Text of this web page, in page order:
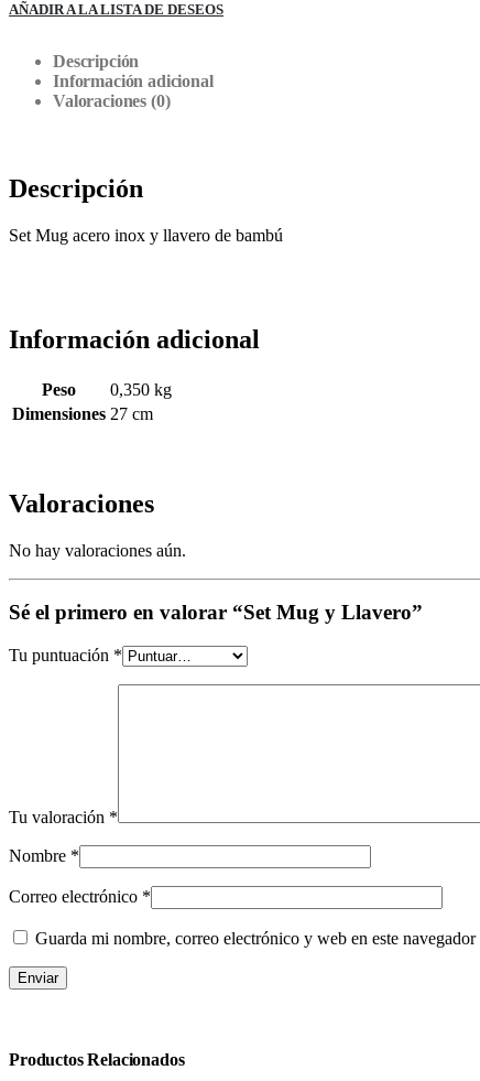
AÑADIR A LA LISTA DE DESEOS
Descripción
Información adicional
Valoraciones (0)
Descripción
Set Mug acero inox y llavero de bambú
Información adicional
Peso
0,350 kg
Dimensiones 27 cm
Valoraciones
No hay valoraciones aún.
Sé el primero en valorar “Set Mug y Llavero”
Tu puntuación *
Tu valoración *
Nombre *
Correo electrónico *
Guarda mi nombre, correo electrónico y web en este
Productos Relacionados